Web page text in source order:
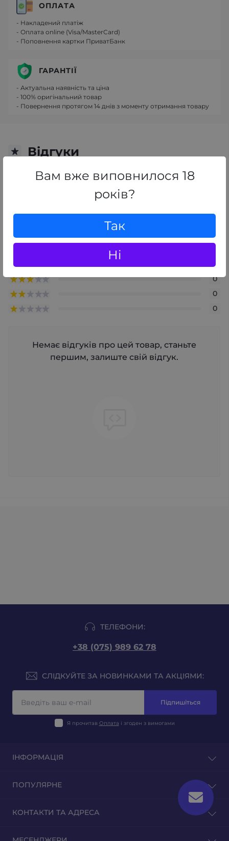
Вам вже виповнилося 18
років?
Так
Ні
Відгуки
0
0
0
0
Немає відгуків про цей товар, станьте
першим, залиште свій відгук.
ОПЛАТА
- Накладений платіж
- Оплата online (Visa/MasterCard)
- Поповнення картки ПриватБанк
ГАРАНТІЇ
- Актуальна наявність та ціна
- 100% оригінальний товар
- Повернення протягом 14 днів з моменту отримання товару
ТЕЛЕФОНИ:
+38 (075) 989 62 78
СЛІДКУЙТЕ ЗА НОВИНКАМИ ТА АКЦІЯМИ:
Підпишіться
Я прочитав Оплата і згоден з вимогами
ІНФОРМАЦІЯ
Відгуки
Повернення товару
ПОПУЛЯРНЕ
Тютюн для гільз
КОНТАКТИ ТА АДРЕСА